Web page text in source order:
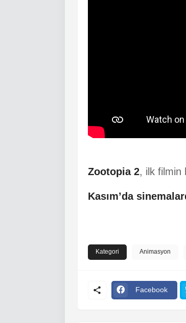
Zootopia 2, ilk filmin
Kasım’da
Kategori Animasyon
Facebook